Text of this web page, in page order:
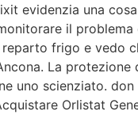
evidenzia una
il problema
frigo e vedo
La protezione
uno scienziato.
Orlistat